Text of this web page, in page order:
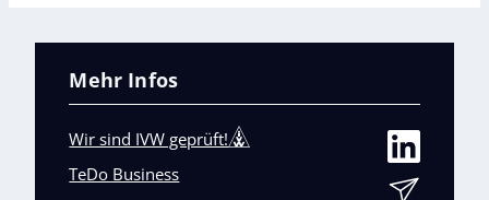
Mehr Infos
Wir sind IVW geprüft!
TeDo Business